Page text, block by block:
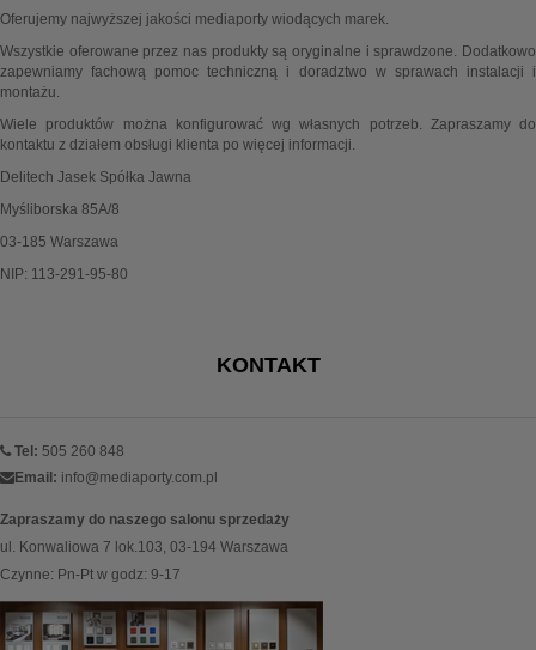
Oferujemy najwyższej jakości mediaporty wiodących marek.
Wszystkie oferowane przez nas produkty są oryginalne i sprawdzone. Dodatkowo
zapewniamy fachową pomoc techniczną i doradztwo w sprawach instalacji i
montażu.
Wiele produktów można konfigurować wg własnych potrzeb. Zapraszamy do
kontaktu z działem obsługi klienta po więcej informacji.
Delitech Jasek Spółka Jawna
Myśliborska 85A/8
03-185 Warszawa
NIP: 113-291-95-80
KONTAKT
Tel: 505 260 848
Email: info@mediaporty.com.pl
Zapraszamy do naszego salonu sprzedaży
ul. Konwaliowa 7 lok.103, 03-194 Warszawa
Czynne: Pn-Pt w godz: 9-17